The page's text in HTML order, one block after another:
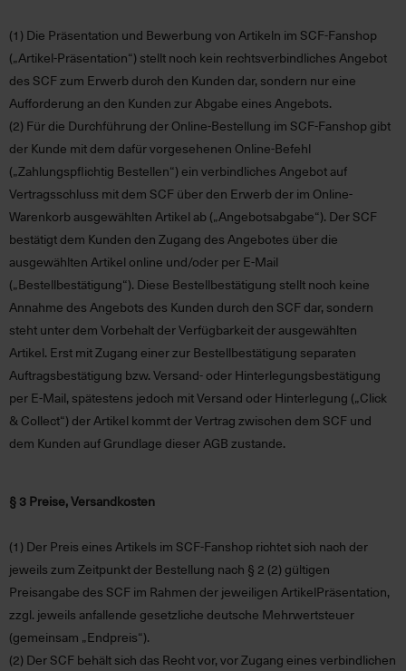
(1) Die Präsentation und Bewerbung von Artikeln im SCF-Fanshop
(„Artikel-Präsentation“) stellt noch kein rechtsverbindliches Angebot
des SCF zum Erwerb durch den Kunden dar, sondern nur eine
Aufforderung an den Kunden zur Abgabe eines Angebots.
(2) Für die Durchführung der Online-Bestellung im SCF-Fanshop gibt
der Kunde mit dem dafür vorgesehenen Online-Befehl
(„Zahlungspflichtig Bestellen“) ein verbindliches Angebot auf
Vertragsschluss mit dem SCF über den Erwerb der im Online-
Warenkorb ausgewählten Artikel ab („Angebotsabgabe“). Der SCF
bestätigt dem Kunden den Zugang des Angebotes über die
ausgewählten Artikel online und/oder per E-Mail
(„Bestellbestätigung“). Diese Bestellbestätigung stellt noch keine
Annahme des Angebots des Kunden durch den SCF dar, sondern
steht unter dem Vorbehalt der Verfügbarkeit der ausgewählten
Artikel. Erst mit Zugang einer zur Bestellbestätigung separaten
Auftragsbestätigung bzw. Versand- oder Hinterlegungsbestätigung
per E-Mail, spätestens jedoch mit Versand oder Hinterlegung („Click
& Collect“) der Artikel kommt der Vertrag zwischen dem SCF und
dem Kunden auf Grundlage dieser AGB zustande.
§ 3 Preise, Versandkosten
(1) Der Preis eines Artikels im SCF-Fanshop richtet sich nach der
jeweils zum Zeitpunkt der Bestellung nach § 2 (2) gültigen
Preisangabe des SCF im Rahmen der jeweiligen ArtikelPräsentation,
zzgl. jeweils anfallende gesetzliche deutsche Mehrwertsteuer
(gemeinsam „Endpreis“).
(2) Der SCF behält sich das Recht vor, vor Zugang eines verbindlichen